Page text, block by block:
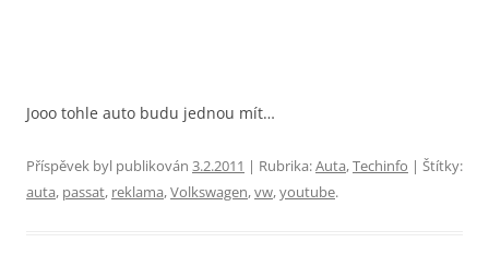
Jooo tohle auto budu jednou mít…
Příspěvek byl publikován 3.2.2011 | Rubrika:Auta,Techinfo | Štítky:
auta, passat, reklama,Volkswagen,vw,youtube.